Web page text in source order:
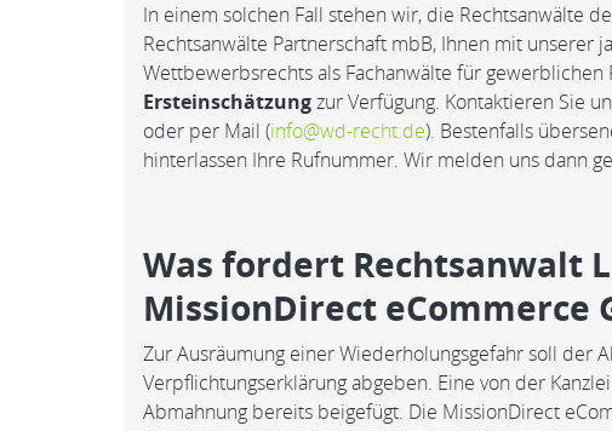
In einem solchen Fall stehen wir, die Rechtsanwälte
Rechtsanwälte Partnerschaft mbB, Ihnen mit unserer
Wettbewerbsrechts als Fachanwälte für gewerblichen
Ersteinschätzungzur Verfügung. Kontaktieren Sie
oder per Mail (info@wd-recht.de). Bestenfalls
hinterlassen Ihre Rufnummer. Wir melden uns dann
Was fordert Rechtsanwalt
MissionDirect eCommerce
Zur Ausräumung einer Wiederholungsgefahr soll der
Verpflichtungserklärung abgeben. Eine von der
Abmahnung bereits beigefügt. Die MissionDirect